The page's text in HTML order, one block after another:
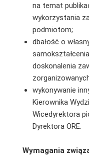
na temat
wykorzystania
podmiotom;
dbałość o
doskonalenia
wykonywanie
Kierownika
Wicedyrektora
Dyrektora ORE.
Wymagania